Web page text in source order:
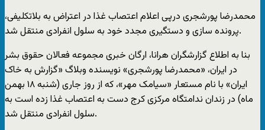
محمدرضا پورشجری درپی اعلام اعتصاب غذا در اعتراض به بلاتکلیفی،
پرونده سازی و دستگیری مجدد خود به سلول انفرادی منتقل شد.
بنا به اطلاع گزارشگران هرانا، ارگان خبری مجموعه فعالان حقوق بشر
در ایران، «محمدرضا پورشجری» نویسنده وبلاگ «گزارش به خاک
ایران» با نام مستعار «سیامک مهر»، که از روز جاری (شنبه ۱۸ بهمن
ماه) در زندان ندامتگاه مرکزی کرج دست به اعتصاب غذا زده است به
سلول انفرادی منتقل شد.